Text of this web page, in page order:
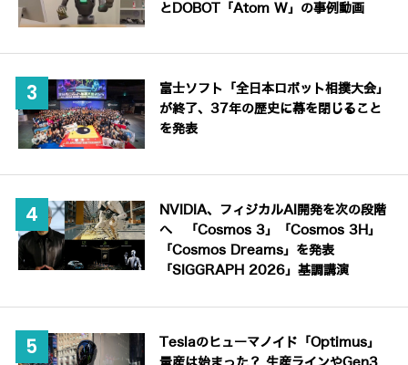
とDOBOT「Atom W」の事例動画
富士ソフト「全日本ロボット相撲大会」
が終了、37年の歴史に幕を閉じること
を発表
NVIDIA、フィジカルAI開発を次の段階
へ 「Cosmos 3」「Cosmos 3H」
「Cosmos Dreams」を発表
「SIGGRAPH 2026」基調講演
Teslaのヒューマノイド「Optimus」